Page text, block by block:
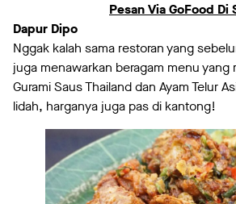
Pesan Via GoFood Di
Dapur Dipo
Nggak kalah sama restoran yang
juga menawarkan beragam menu
Gurami Saus Thailand dan Ayam Telur
lidah, harganya juga pas di kantong!